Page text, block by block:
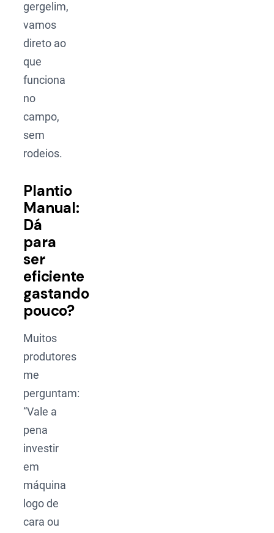
gergelim,
vamos
direto ao
que
funciona
no
campo,
sem
rodeios.
Plantio
Manual:
Dá
para
ser
eficiente
gastando
pouco?
Muitos
produtores
me
perguntam:
“Vale a
pena
investir
em
máquina
logo de
cara ou